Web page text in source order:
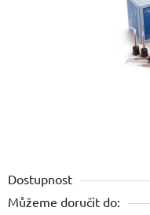
Dostupnost
Můžeme doručit do: